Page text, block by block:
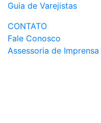
Guia de Varejistas
CONTATO
Fale Conosco
Assessoria de Imprensa